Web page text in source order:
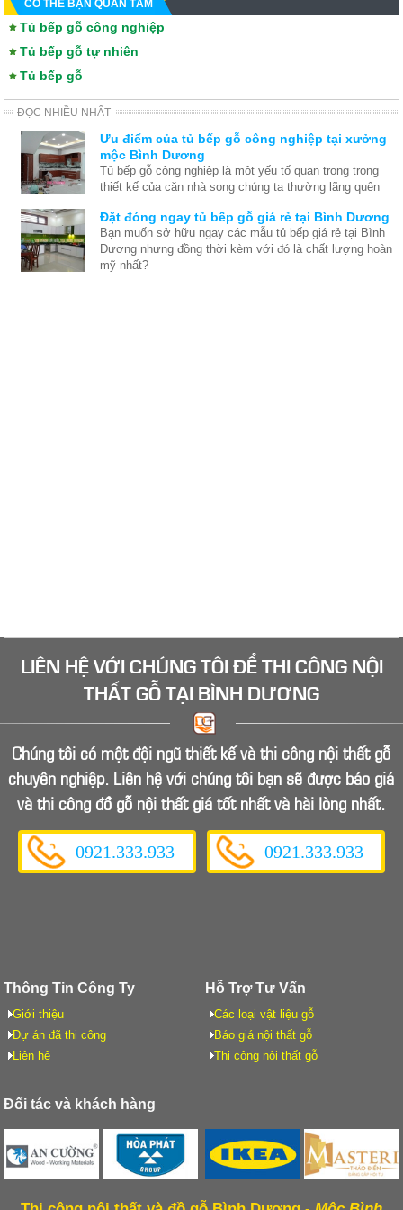
CÓ THỂ BẠN QUAN TÂM
Tủ bếp gỗ công nghiệp
Tủ bếp gỗ tự nhiên
Tủ bếp gỗ
ĐỌC NHIỀU NHẤT
Ưu điểm của tủ bếp gỗ công nghiệp tại xưởng
mộc Bình Dương
Tủ bếp gỗ công nghiệp là một yếu tố quan trọng trong
thiết kế của căn nhà song chúng ta thường lãng quên
dựng nhà đã hoàn tất. Thế nên chúng tôi đưa ra những
ưu điểm để bạn thấy được rằng thật ra tủ bếp cũng rất
quan trong quá trình tạo nên nội thất căn nhà hoàn hảo.
Đặt đóng ngay tủ bếp gỗ giá rẻ tại Bình Dương
Bạn muốn sở hữu ngay các mẫu tủ bếp giá rẻ tại Bình
Dương nhưng đồng thời kèm với đó là chất lượng hoàn
mỹ nhất?
LIÊN HỆ VỚI CHÚNG TÔI ĐỂTHI CÔNG NỘI
THẤT GỖTẠI BÌNH DƯƠNG
Chúng tôi có một đội ngũ thiết kế và thi công nội thất gỗ
chuyên nghiệp. Liên hệ với chúng tôi bạn sẽ được báo giá
và thi công đồ gỗ nội thất giá tốt nhất và hài lòng nhất.
0921.333.933 0921.333.933
Thông Tin Công Ty
Giới thiệu
Dự án đã thi công
Liên hệ
Hỗ Trợ Tư Vấn
Các loại vật liệu gỗ
Báo giá nội thất gỗ
Thi công nội thất gỗ
Đối tác và khách hàng